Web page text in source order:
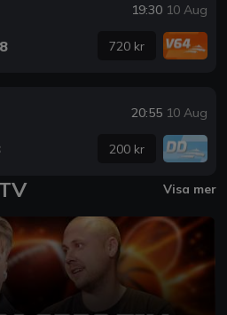
19:30 10 Aug
720 kr
20:55 10 Aug
200 kr
Visa mer